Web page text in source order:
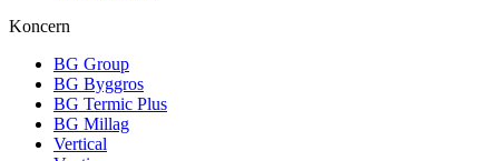
Koncern
BG Group
BG Byggros
BG Termic Plus
BG Millag
Vertical